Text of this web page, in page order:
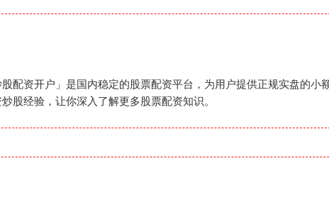
配资开户」是国内稳定的股票配资平台，为用户提供正规实盘的
股经验，让你深入了解更多股票配资知识。